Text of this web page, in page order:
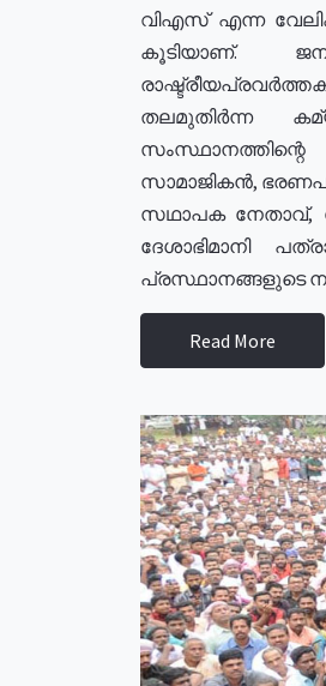
വിഎസ് എന്ന
കൂടിയാണ്.
തലമുതിർന്ന
സാമാജികൻ,
സഥാപക നേതാവ്,
ദേശാഭിമാനി
പ്രസ്ഥാനങ്ങളുടെ
Read More